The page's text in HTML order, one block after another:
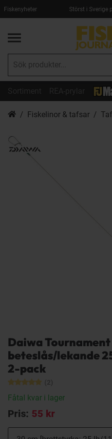
Fiskenyheter Störst i Sverige
Fiskelinor & tafsar
Daiwa
beteslås/lekande
2-pack
Fåtal kvar i lager
Pris: 55 kr